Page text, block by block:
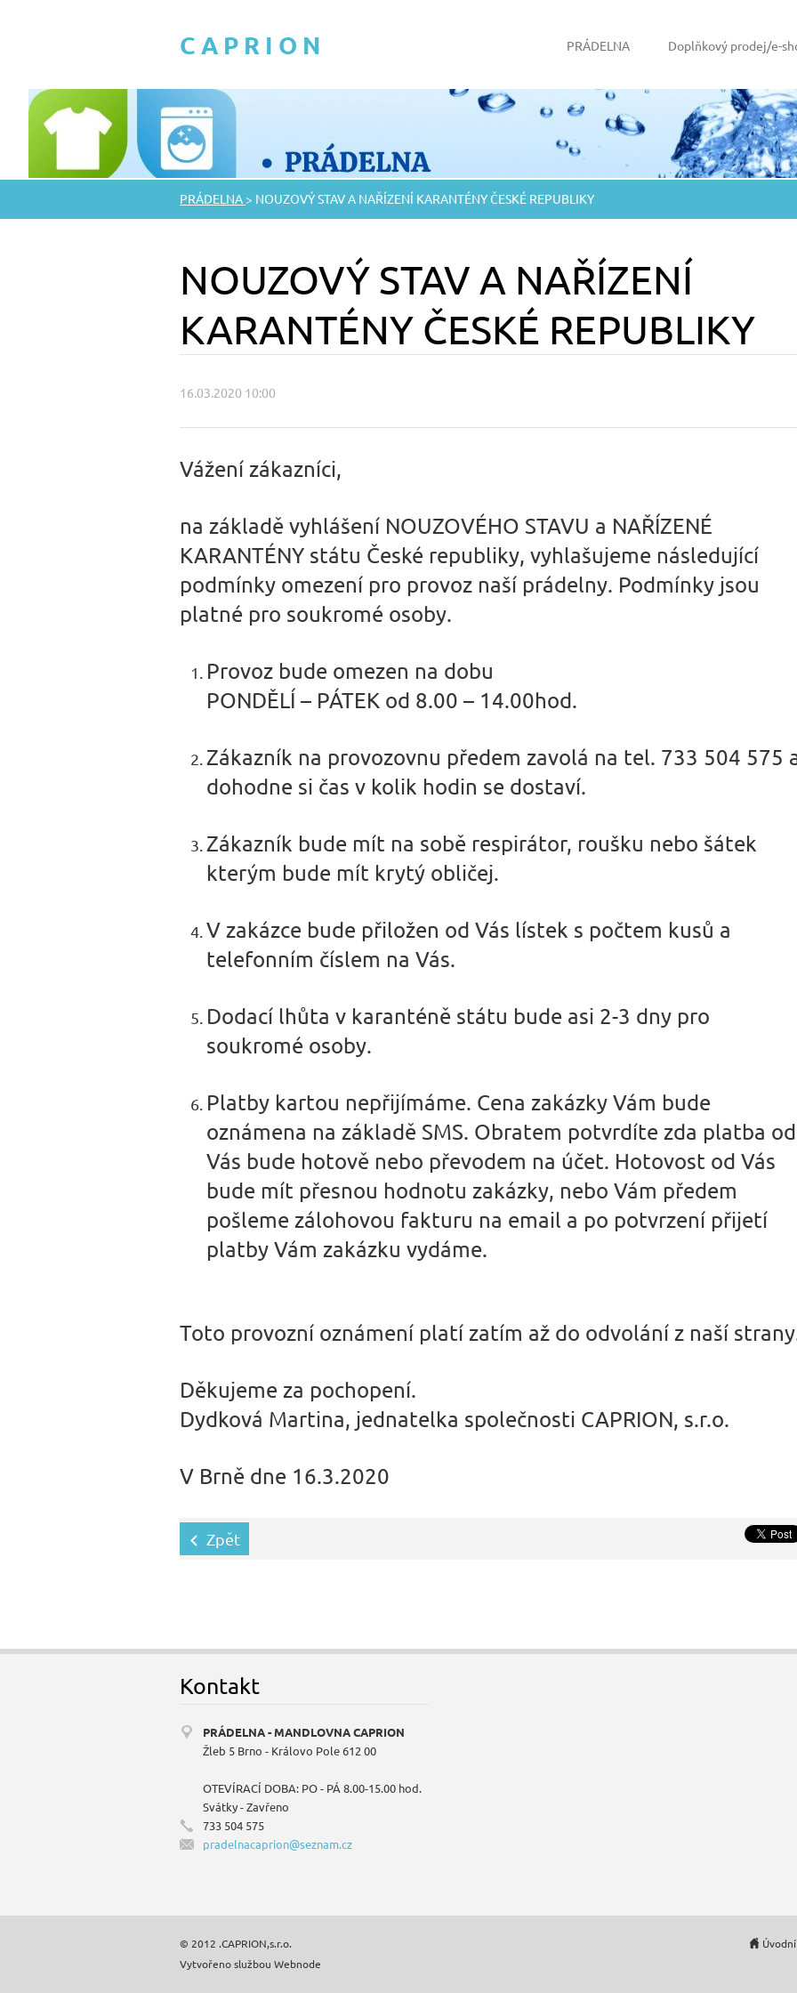
C A P R I O N PRÁDELNA Doplňkový prodej/e-
PRÁDELNA > NOUZOVÝ STAV A NAŘÍZENÍ KARANTÉNY ČESKÉ REPUBLIKY
NOUZOVÝ STAV A NAŘÍZENÍ
KARANTÉNY ČESKÉ REPUBLIKY
16.03.2020 10:00
Vážení zákazníci,
na základě vyhlášení NOUZOVÉHO STAVU a NAŘÍZENÉ
KARANTÉNY státu České republiky, vyhlašujeme následující
podmínky omezení pro provoz naší prádelny. Podmínky jsou
platné pro soukromé osoby.
Provoz bude omezen na dobu
PONDĚLÍ – PÁTEK od 8.00 – 14.00hod.
Zákazník na provozovnu předem zavolá na tel. 733 504 575
dohodne si čas v kolik hodin se dostaví.
Zákazník bude mít na sobě respirátor, roušku nebo šátek
kterým bude mít krytý obličej.
V zakázce bude přiložen od Vás lístek s počtem kusů a
telefonním číslem na Vás.
Dodací lhůta v karanténě státu bude asi 2-3 dny pro
soukromé osoby.
Platby kartou nepřijímáme. Cena zakázky Vám bude
oznámena na základě SMS. Obratem potvrdíte zda platba od
Vás bude hotově nebo převodem na účet. Hotovost od Vás
bude mít přesnou hodnotu zakázky, nebo Vám předem
pošleme zálohovou fakturu na email a po potvrzení přijetí
platby Vám zakázku vydáme.
Toto provozní oznámení platí zatím až do odvolání z naší
Děkujeme za pochopení.
Dydková Martina, jednatelka společnosti CAPRION, s.r.o.
V Brně dne 16.3.2020
Zpět
Kontakt
PRÁDELNA - MANDLOVNA CAPRION
Žleb 5 Brno - Královo Pole 612 00
OTEVÍRACÍ DOBA: PO - PÁ 8.00-15.00 hod.
Svátky - Zavřeno
733 504 575
pradelnacaprion@seznam.cz
© 2012 .CAPRION,s.r.o.
Vytvořeno službou Webnode